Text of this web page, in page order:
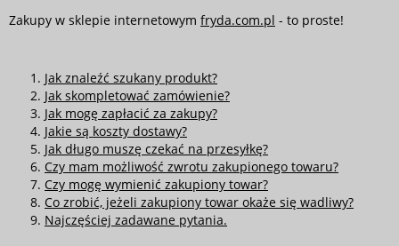
Zakupy w sklepie internetowym fryda.com.pl - to proste!
Jak znaleźć szukany produkt?
Jak skompletować zamówienie?
Jak mogę zapłacić za zakupy?
Jakie są koszty dostawy?
Jak długo muszę czekać na przesyłkę?
Czy mam możliwość zwrotu zakupionego towaru?
Czy mogę wymienić zakupiony towar?
Co zrobić, jeżeli zakupiony towar okaże się wadliwy?
Najczęściej zadawane pytania.